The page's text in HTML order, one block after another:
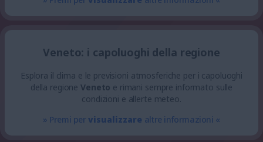
Veneto: i capoluoghi della regione
Esplora il clima e le previsioni atmosferiche per i capoluoghi
della regioneVeneto e rimani sempre informato sulle
condizioni e allerte meteo.
» Premi pervisualizzare altre informazioni «